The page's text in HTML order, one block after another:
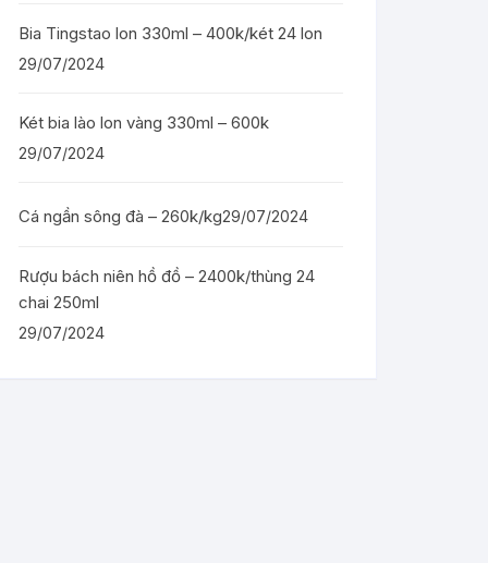
Bia Tingstao lon 330ml – 400k/két 24 lon
29/07/2024
Két bia lào lon vàng 330ml – 600k
29/07/2024
Cá ngần sông đà – 260k/kg29/07/2024
Rượu bách niên hồ đồ – 2400k/thùng 24
chai 250ml
29/07/2024